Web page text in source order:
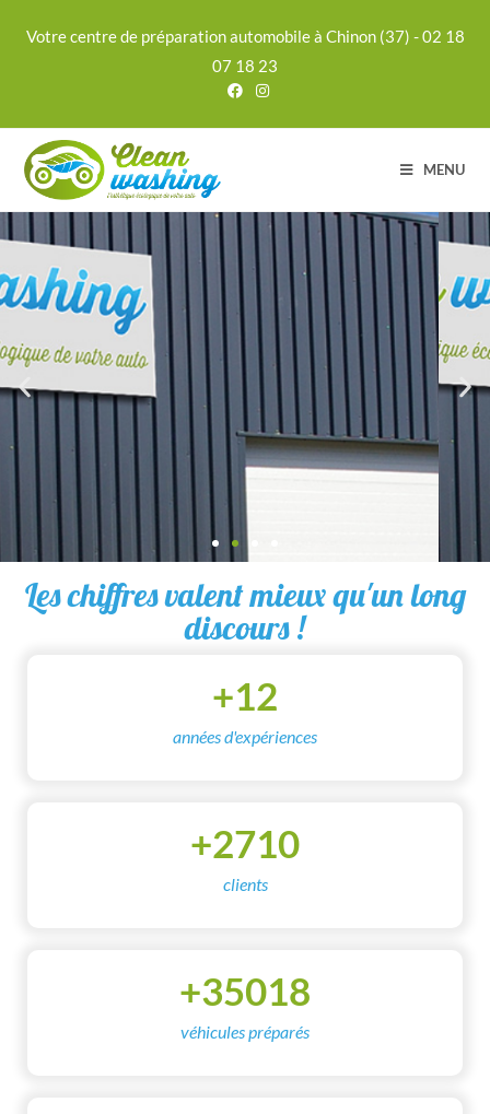
Votre centre de préparation automobile à Chinon (37) - 02 18
07 18 23
MENU
Les chiffres valent mieux qu'un long
discours !
années d'expériences
+12
clients
+2710
véhicules préparés
+35018